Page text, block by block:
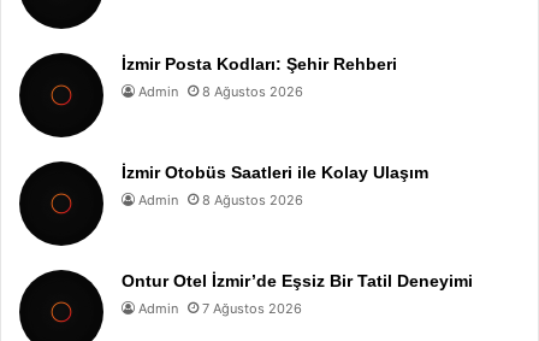
İzmir Posta Kodları: Şehir Rehberi
Admin 8 Ağustos 2026
İzmir Otobüs Saatleri ile Kolay Ulaşım
Admin 8 Ağustos 2026
Ontur Otel İzmir’de Eşsiz Bir Tatil Deneyimi
Admin 7 Ağustos 2026